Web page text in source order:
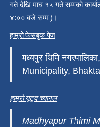
गते देखि माघ १५ गते सम्मको
४:०० बजे सम्म )।
हाम्रो फेसबुक पेज
मध्यपुर थिमि
Municipality,
हाम्रो यूटुव च्यानल
Madhyapur Thimi